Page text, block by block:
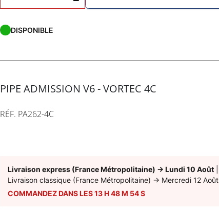
DISPONIBLE
PIPE ADMISSION V6 - VORTEC 4C
RÉF. PA262-4C
Livraison express (France Métropolitaine) → Lundi 10 Août
Livraison classique (France Métropolitaine) → Mercredi 12 Août
COMMANDEZ DANS LES 13H48M 53S